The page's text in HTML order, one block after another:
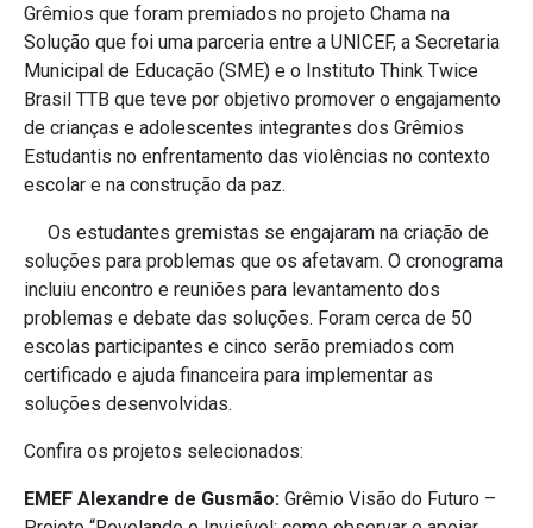
Grêmios que foram premiados no projeto Chama na
Solução que foi uma parceria entre a UNICEF, a Secretaria
Municipal de Educação (SME) e o Instituto Think Twice
Brasil TTB que teve por objetivo promover o engajamento
de crianças e adolescentes integrantes dos Grêmios
Estudantis no enfrentamento das violências no contexto
escolar e na construção da paz.
Os estudantes gremistas se engajaram na criação de
soluções para problemas que os afetavam. O cronograma
incluiu encontro e reuniões para levantamento dos
problemas e debate das soluções. Foram cerca de 50
escolas participantes e cinco serão premiados com
certificado e ajuda financeira para implementar as
soluções desenvolvidas.
Confira os projetos selecionados:
EMEF Alexandre de Gusmão: Grêmio Visão do Futuro –